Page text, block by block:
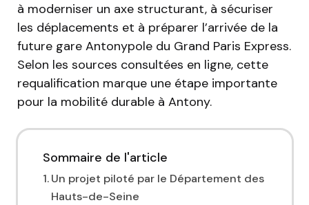
à moderniser un axe structurant, à sécuriser
les déplacements et à préparer l’arrivée de la
future gare Antonypole du Grand Paris Express.
Selon les sources consultées en ligne, cette
requalification marque une étape importante
pour la mobilité durable à Antony.
Sommaire de l'article
Un projet piloté par le Département des
Hauts-de-Seine